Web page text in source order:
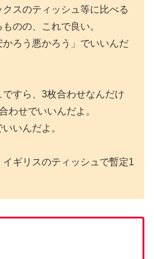
スのティッシュ等に比べる
のの、これで良い。
ろう悪かろう」でいいんだ
すら、3枚合わせなんだけ
わせでいいんだよ。
いんだよ。
ギリスのティッシュで暫定1